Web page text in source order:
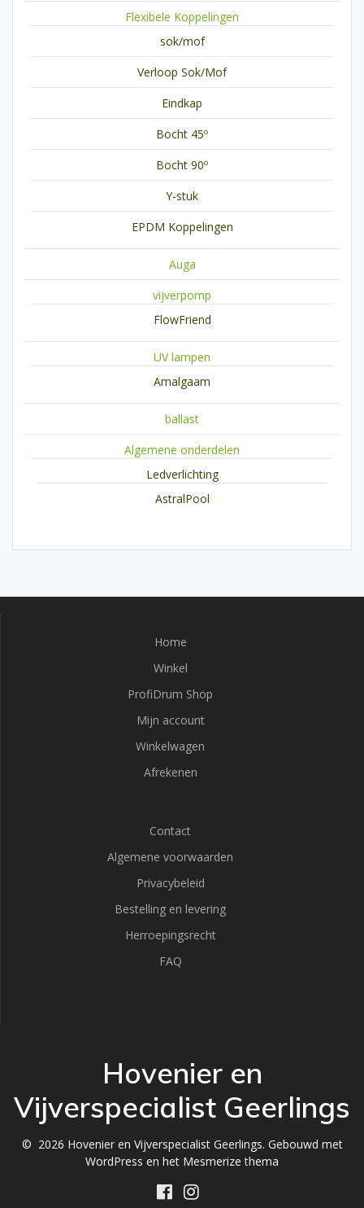
Flexibele Koppelingen
sok/mof
Verloop Sok/Mof
Eindkap
Bocht 45º
Bocht 90º
Y-stuk
EPDM Koppelingen
Auga
vijverpomp
FlowFriend
UV lampen
Amalgaam
ballast
Algemene onderdelen
Ledverlichting
AstralPool
Home
Winkel
ProfiDrum Shop
Mijn account
Winkelwagen
Afrekenen
Contact
Algemene voorwaarden
Privacybeleid
Bestelling en levering
Herroepingsrecht
FAQ
Hovenier en
Vijverspecialist Geerlings
© 2026 Hovenier en Vijverspecialist Geerlings. Gebouwd met
WordPress en het Mesmerize thema